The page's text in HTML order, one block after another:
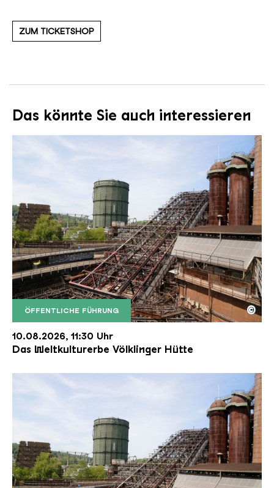
ZUM TICKETSHOP
Das könnte Sie auch interessieren
ÖFFENTLICHE FÜHRUNG
Der Erzschrägaufzug der Völklinger Hütte mit
Copyright: Weltkulturerbe Völklinger Hütte | Karl
©
10.08.2026, 11:30 Uhr
Das Weltkulturerbe Völklinger Hütte